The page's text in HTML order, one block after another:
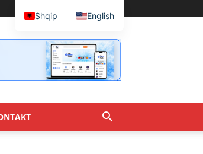
Shqip English